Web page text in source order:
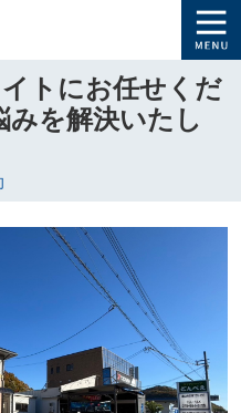
トにお任せくだ
みを解決いたし